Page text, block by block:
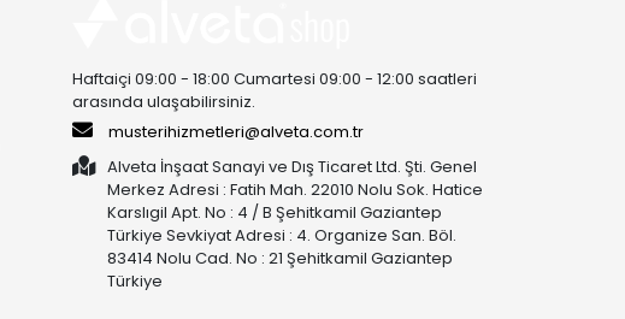
Haftaiçi 09:00 - 18:00 Cumartesi 09:00 - 12:00 saatleri
arasında ulaşabilirsiniz.
musterihizmetleri@alveta.com.tr
Alveta İnşaat Sanayi ve Dış Ticaret Ltd. Şti. Genel
Merkez Adresi : Fatih Mah. 22010 Nolu Sok. Hatice
Karslıgil Apt. No : 4 / B Şehitkamil Gaziantep
Türkiye Sevkiyat Adresi : 4. Organize San. Böl.
83414 Nolu Cad. No : 21 Şehitkamil Gaziantep
Türkiye